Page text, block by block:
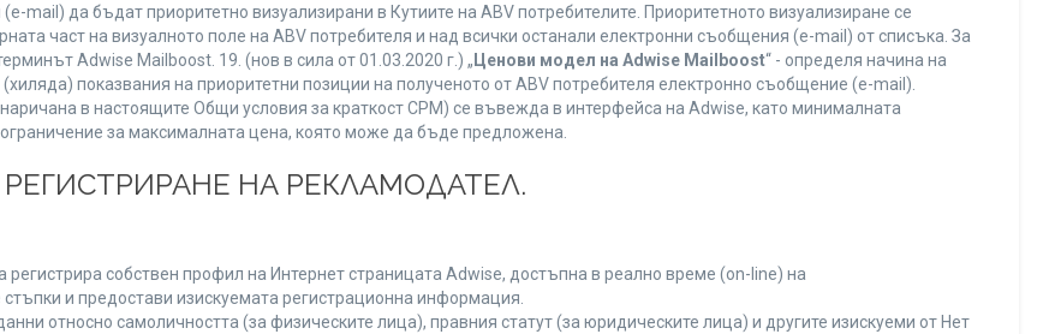
mail) да бъдат приоритетно визуализирани в Кутиите на ABV потребителите. Приоритетното визуализиране се
част на визуалното поле на ABV потребителя и над всички останали електронни съобщения (e-mail) от списъка. За
Adwise Mailboost. 19. (нов в сила от 01.03.2020 г.) „ Ценови модел на Adwise Mailboost“ - определя начина на
показвания на приоритетни позиции на полученото от ABV потребителя електронно съобщение (e-mail).
в настоящите Общи условия за краткост CPM) се въвежда в интерфейса на Adwise, като минималната
за максималната цена, която може да бъде предложена.
РЕГИСТРИРАНЕ НА РЕКЛАМОДАТЕЛ.
собствен профил на Интернет страницата Adwise, достъпна в реално време (on-line) на
и предостави изискуемата регистрационна информация.
относно самоличността (за физическите лица), правния статут (за юридическите лица) и другите изискуеми от Нет